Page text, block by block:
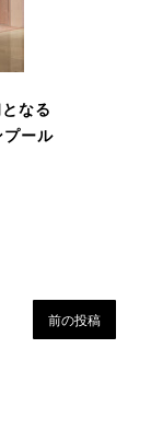
なる
プール
前の投稿